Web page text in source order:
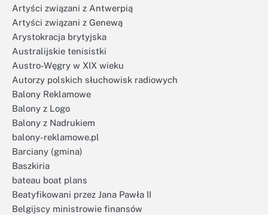
Artyści związani z Antwerpią
Artyści związani z Genewą
Arystokracja brytyjska
Australijskie tenisistki
Austro-Węgry w XIX wieku
Autorzy polskich słuchowisk radiowych
Balony Reklamowe
Balony z Logo
Balony z Nadrukiem
balony-reklamowe.pl
Barciany (gmina)
Baszkiria
bateau boat plans
Beatyfikowani przez Jana Pawła II
Belgijscy ministrowie finansów